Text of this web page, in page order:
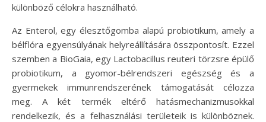
különböző célokra használható.
Az Enterol, egy élesztőgomba alapú probiotikum, amely a
bélflóra egyensúlyának helyreállítására összpontosít. Ezzel
szemben a BioGaia, egy Lactobacillus reuteri törzsre épülő
probiotikum, a gyomor-bélrendszeri egészség és a
gyermekek immunrendszerének támogatását célozza
meg. A két termék eltérő hatásmechanizmusokkal
rendelkezik, és a felhasználási területeik is különböznek.